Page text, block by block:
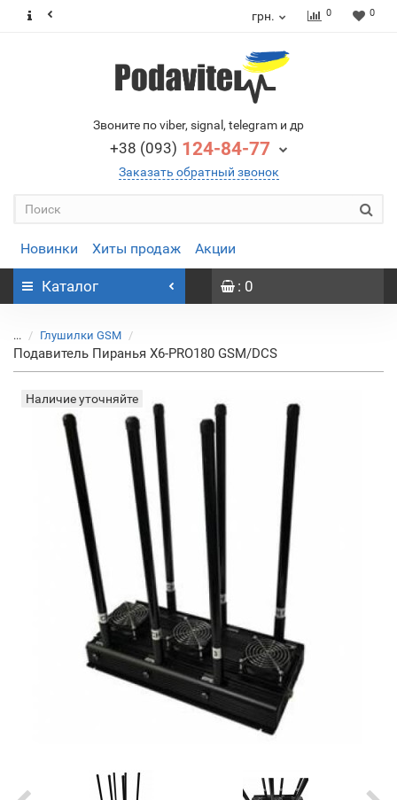
грн. 0 0
Звоните по viber, signal, telegram и др
+38 (093) 124-84-77
Заказать обратный звонок
Новинки Хиты продаж Акции
Каталог : 0
... Глушилки GSM
Подавитель Пиранья Х6-PRO180 GSM/DCS
Наличие уточняйте